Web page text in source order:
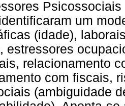
um
(idade),
estressores
relacionamento
com fiscais,
(ambiguidade